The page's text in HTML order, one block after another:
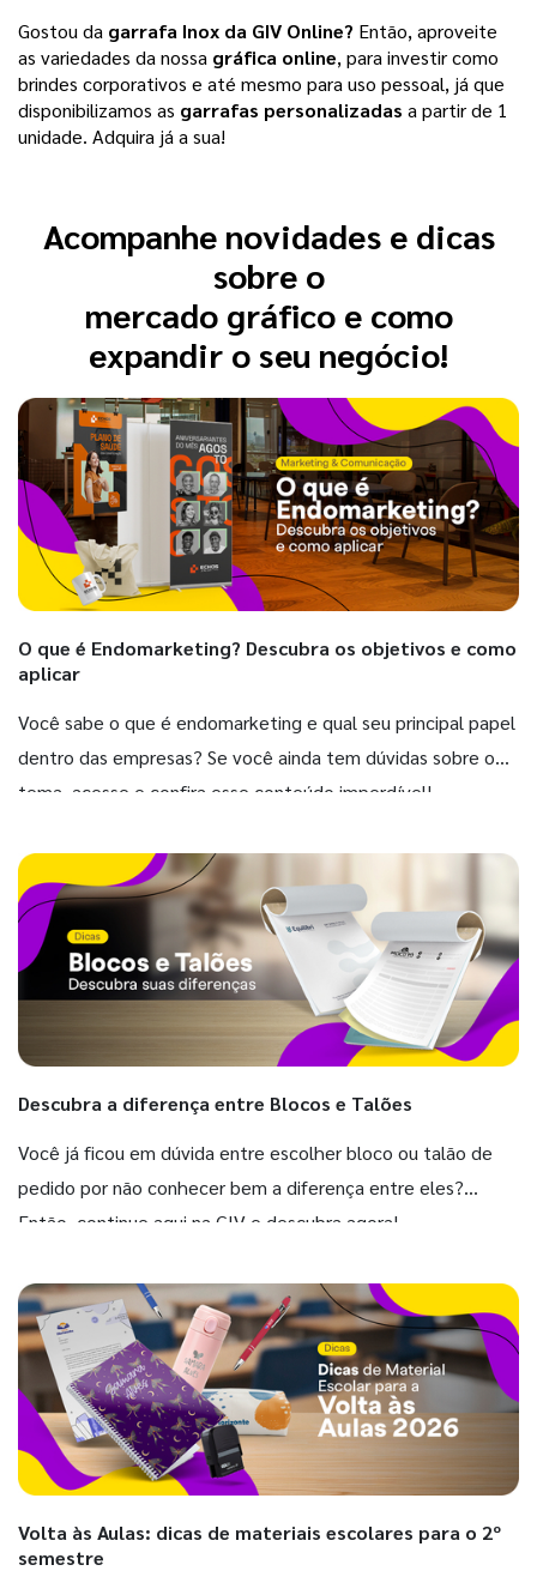
Gostou da garrafa Inox da GIV Online? Então, aproveite
as variedades da nossa gráfica online, para investir como
brindes corporativos e até mesmo para uso pessoal, já que
disponibilizamos as garrafas personalizadas a partir de 1
unidade. Adquira já a sua!
Acompanhe novidades e dicas
sobre o
mercado gráfico e como
expandir o seu negócio!
O que é Endomarketing? Descubra os objetivos e como
aplicar
Você sabe o que é endomarketing e qual seu principal papel
dentro das empresas? Se você ainda tem dúvidas sobre o
tema, acesse e confira esse conteúdo imperdível!
Descubra a diferença entre Blocos e Talões
Você já ficou em dúvida entre escolher bloco ou talão de
pedido por não conhecer bem a diferença entre eles?
Então, continue aqui na GIV e descubra agora!
Volta às Aulas: dicas de materiais escolares para o 2º
semestre